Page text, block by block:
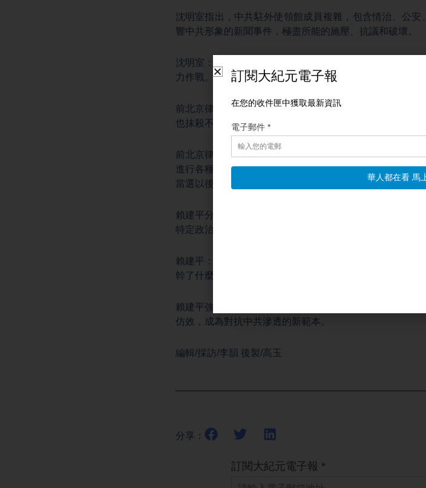
沈明室指出，中共駐外使領館成員複雜，包含情治、公
響中共形象的新聞事件，極盡所能的施壓、抗議和破壞。
沈明室：「如果有必要的話，也會賦予主題，然後進一
力作戰。這種模式已經常態化了，就是為達目的不擇手段
前北京律師、獨立學者賴建平指出，澳洲這次提出的案
也抹殺不了事實。
前北京律師、獨立學者賴建平：「他們千方百計要把他
進行各種各樣的間諜活動，進行各種各樣的干涉別的國家
當選以後可以為中共辯護，或者出台對中共有利的政策措
賴建平分析，中共滲透西方民主國家有固定模式，包括
特定政治人物，以影響政策走向，替北京爭取利益。
賴建平：「中共的大使在那裡大放厥詞，反唇相譏，他
幹了什麼樣的傷天害理的，或者是見不得人的醜事，他們
賴建平強調，澳洲這次沒有停留在外交口水戰，而是以
仿效，成為對抗中共滲透的新範本。
編輯/採訪/李韻 後製/高玉
分享：